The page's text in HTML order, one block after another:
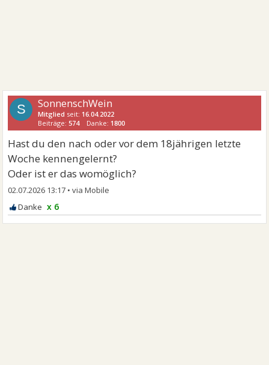
S SonnenschWein
Mitglied seit: 16.04.2022
Beiträge: 574 Danke: 1800
Hast du den nach oder vor dem 18jährigen letzte
Woche kennengelernt?
Oder ist er das womöglich?
02.07.2026 13:17 •
x 6